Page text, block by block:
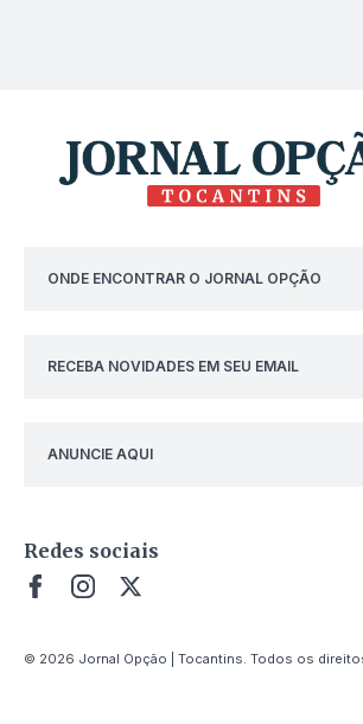
ONDE ENCONTRAR O JORNAL OPÇÃO
RECEBA NOVIDADES EM SEU EMAIL
ANUNCIE AQUI
Redes sociais
© 2026 Jornal Opção | Tocantins. Todos os